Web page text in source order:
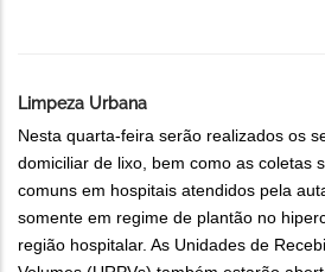
Limpeza Urbana
Nesta quarta-feira serão realizados os
domiciliar de lixo, bem como as coletas
comuns em hospitais atendidos pela
somente em regime de plantão no
região hospitalar. As Unidades de